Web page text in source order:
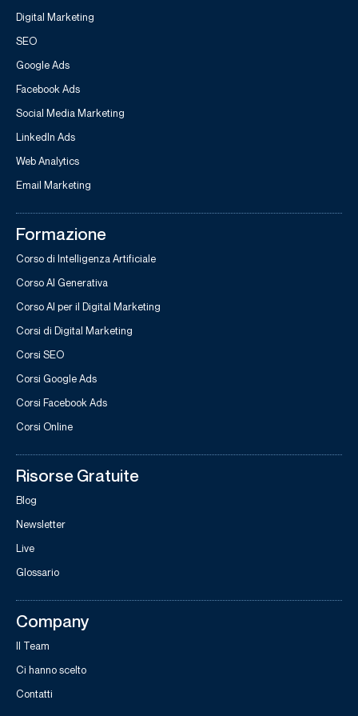
Digital Marketing
SEO
Google Ads
Facebook Ads
Social Media Marketing
LinkedIn Ads
Web Analytics
Email Marketing
Formazione
Corso di Intelligenza Artificiale
Corso AI Generativa
Corso AI per il Digital Marketing
Corsi di Digital Marketing
Corsi SEO
Corsi Google Ads
Corsi Facebook Ads
Corsi Online
Risorse Gratuite
Blog
Newsletter
Live
Glossario
Company
Il Team
Ci hanno scelto
Contatti